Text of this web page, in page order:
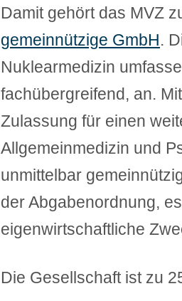
Damit gehört das MVZ
gemeinnützige GmbH.
Nuklearmedizin
fachübergreifend, an.
Zulassung für einen
Allgemeinmedizin und
unmittelbar
der Abgabenordnung,
eigenwirtschaftliche
Die Gesellschaft ist zu